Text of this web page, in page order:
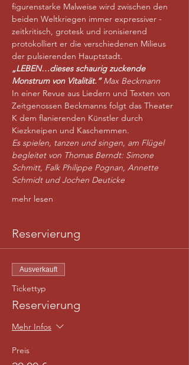
figurenstarke Malweise wird zwischen den
beiden Weltkriegen immer expressiver -
zeitkritisch, grotesk und ironisierend
protokolliert er die verschiedenen Milieus
der pulsierenden Hauptstadt.
„LEBEN…dieses schaurig zuckende
Monstrum von Vitalität.“ Max Beckmann
In einer Revue aus Liedern und Texten von
Zeitgenossen Beckmanns folgt das Theater
K dem flanierenden Künstler durch
Kiezkneipen und Kaschemmen.
Es spielen, tanzen und singen, am Flügel
begleitet von Thomas Berndt: Simone
Schmitt, Falk Philippe Pognan, Annette
Schmidt und Jochen Deuticke
mehr lesen
Reservierung
Ausverkauft
Tickettyp
Reservierung
Mehr Infos
Preis